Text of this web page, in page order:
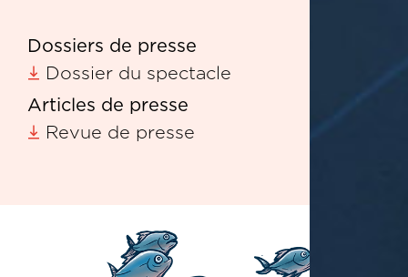
Dossiers de presse
Dossier du spectacle
Articles de presse
Revue de presse